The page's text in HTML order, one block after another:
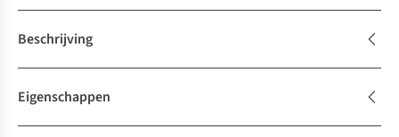
Beschrijving
Eigenschappen